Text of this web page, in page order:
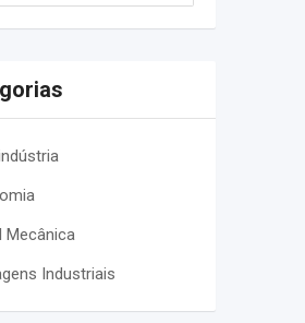
Mecânica
Industriais